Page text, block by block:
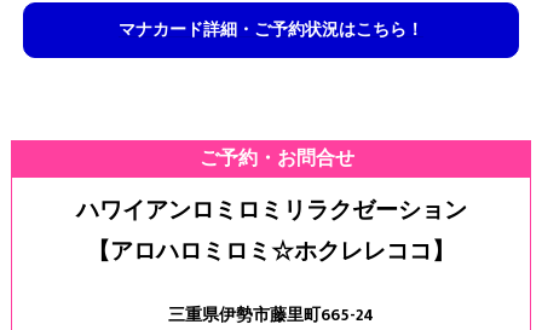
マナカード詳細・ご予約状況はこちら！
ご予約・お問合せ
ハワイアンロミロミリラクゼーション
【アロハロミロミ☆ホクレレココ】
三重県伊勢市藤里町665-24